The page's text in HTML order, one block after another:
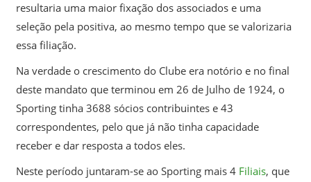
resultaria uma maior fixação dos associados e uma
seleção pela positiva, ao mesmo tempo que se valorizaria
essa filiação.
Na verdade o crescimento do Clube era notório e no final
deste mandato que terminou em 26 de Julho de 1924, o
Sporting tinha 3688 sócios contribuintes e 43
correspondentes, pelo que já não tinha capacidade
receber e dar resposta a todos eles.
Neste período juntaram-se ao Sporting mais 4 Filiais, que